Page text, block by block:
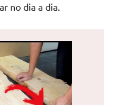
no dia a dia.